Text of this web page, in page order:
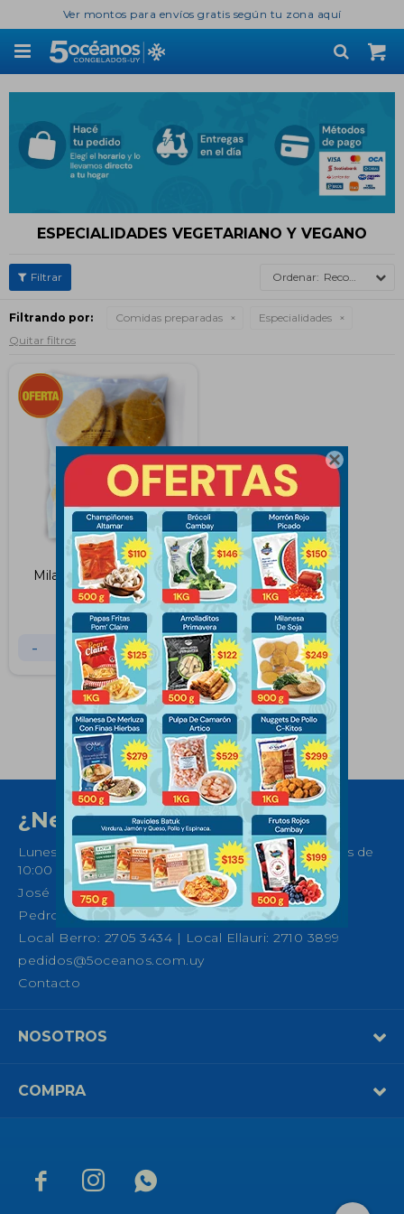

Ver montos para envíos gratis según tu zona aquí

ESPECIALIDADES VEGETARIANO Y VEGANO
Recomendados
Filtrando por: Comidas preparadas
Especialidades
Quitar filtros
Milanesas de Soja 900
Gramos
249 $ 269
- +
  
¿Necesitas ayuda?
Lunes a Sábados de 08:30 a 21:00 horas y Domingos de
10:00 a 14:00
José Ellauri 558, Montevideo
Pedro Fco. Berro 1039, Montevideo
Local Berro: 2705 3434 | Local Ellauri: 2710 3899
pedidos@5oceanos.com.uy
Contacto
NOSOTROS
COMPRA